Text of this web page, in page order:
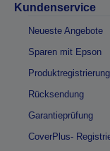
Kundenservice
Neueste Angebote
Sparen mit Epson
Produktregistrierung
Rücksendung
Garantieprüfung
CoverPlus-